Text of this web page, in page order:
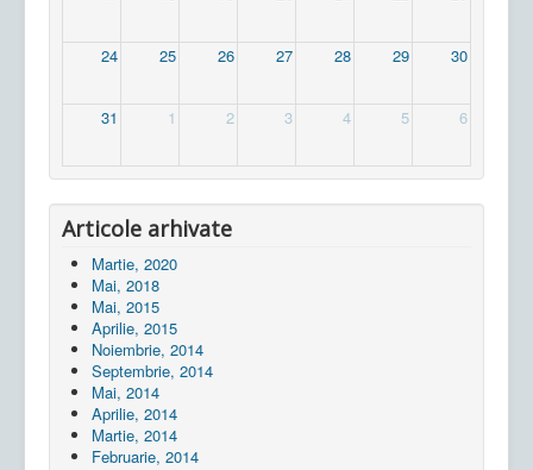
24 25 26 27 28 29 30
31 1 2 3 4 5 6
Articole arhivate
Martie, 2020
Mai, 2018
Mai, 2015
Aprilie, 2015
Noiembrie, 2014
Septembrie, 2014
Mai, 2014
Aprilie, 2014
Martie, 2014
Februarie, 2014